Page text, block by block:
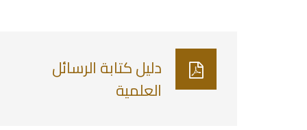
دليل كتابة الرسائل
العلمية